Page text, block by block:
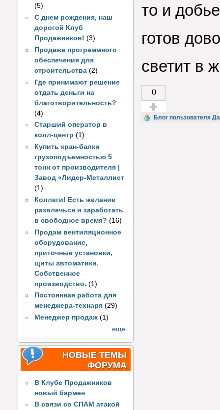
(5)
С днем рождения, наш
дорогой Клуб
Продажников! (3)
Продажа программного
обеспечения для
строительства (2)
Где принимают решение
отдать деньги на
благотворительность?
(4)
Старший оператор в
колл-центр (1)
Купить кран-балки
грузоподъемностью 5
тонн от производителя |
Завод «Лидер-Металлист
(1)
Коллеги! Есть желание
развлечься и заработать
в свободное время? (16)
Продам вентиляционное
оборудование,
приточные установки,
щиты автоматики.
Собственное
производство. (1)
Постоянная работа для
менеджера-технаря (29)
Менеджер продаж (1)
еще
НОВЫЕ ТЕМЫ
ФОРУМА
В Клубе Продажников
новый бармен
В связи со СПАМ атакой
то и
готов
светит в
0
Голос за!
Блог пользователя